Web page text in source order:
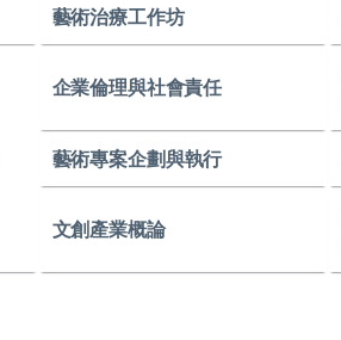
藝術治療工作坊
企業倫理與社會責任
藝術專案企劃與執行
文創產業概論